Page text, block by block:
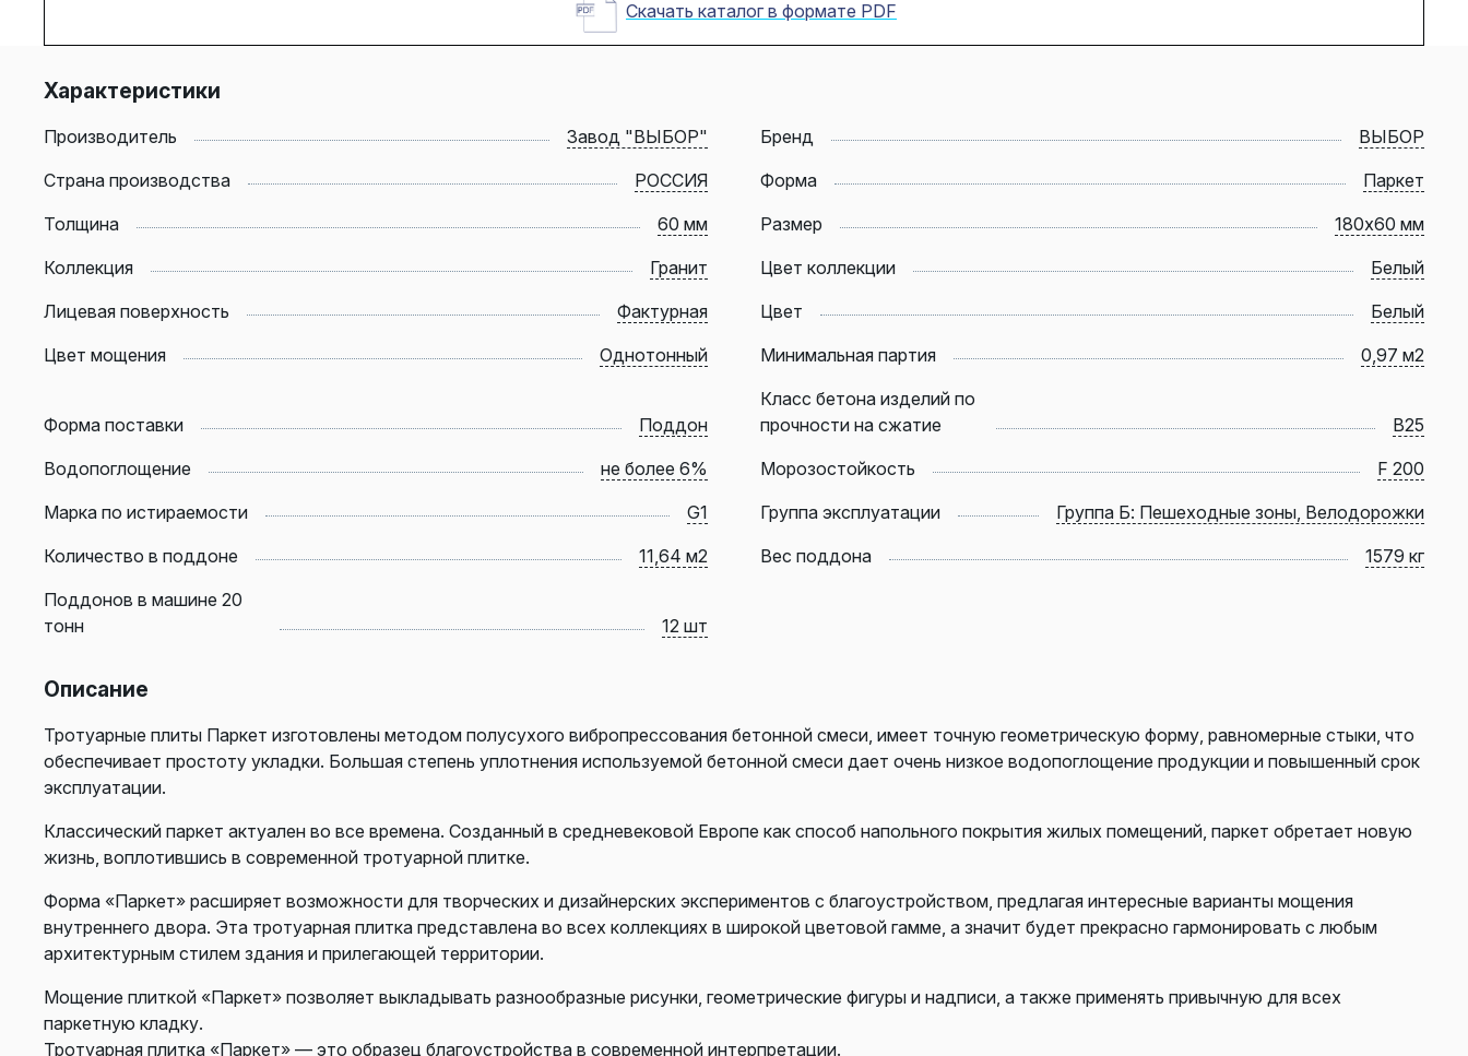
Скачать каталог в формате PDF
Характеристики
Производитель Завод "ВЫБОР" Бренд
ВЫБОР
Страна производства
РОССИЯ Форма
Паркет
Толщина
60 мм Размер
180х60 мм
Коллекция
Гранит Цвет коллекции
Белый
Лицевая поверхность
Фактурная Цвет
Белый
Цвет мощения
Однотонный Минимальная партия 0,97 м2
Форма поставки Поддон
Класс бетона изделий по
прочности на сжатие
B25
Водопоглощение
не более 6% Морозостойкость
F 200
Марка по истираемости
G1 Группа эксплуатации
Группа Б: Пешеходные зоны, Велодорожки
Количество в поддоне
11,64 м2 Вес поддона
1579 кг
Поддонов в машине 20
тонн
12 шт
Описание
Тротуарные плиты Паркет изготовлены методом полусухого вибропрессования бетонной смеси, имеет точную геометрическую форму, равномерные стыки, что
обеспечивает простоту укладки. Большая степень уплотнения используемой бетонной смеси дает очень низкое водопоглощение продукции и повышенный срок
эксплуатации.
Классический паркет актуален во все времена. Созданный в средневековой Европе как способ напольного покрытия жилых помещений, паркет обретает новую
жизнь, воплотившись в современной тротуарной плитке.
Форма «Паркет» расширяет возможности для творческих и дизайнерских экспериментов с благоустройством, предлагая интересные варианты мощения
внутреннего двора. Эта тротуарная плитка представлена во всех коллекциях в широкой цветовой гамме, а значит будет прекрасно гармонировать с любым
архитектурным стилем здания и прилегающей территории.
Мощение плиткой «Паркет» позволяет выкладывать разнообразные рисунки, геометрические фигуры и надписи, а также применять привычную для всех
паркетную кладку.
Тротуарная плитка «Паркет» — это образец благоустройства в современной интерпретации.